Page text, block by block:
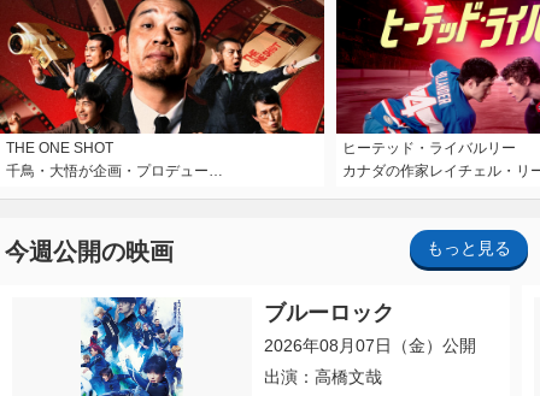
THE ONE SHOT
千鳥・大悟が企画・プロデュー…
ヒーテッド・ライバルリー
カナダの作家レイチェル・リ
今週公開の映画 もっと見る
ブルーロック
2026年08月07日（金）公開
出演：高橋文哉